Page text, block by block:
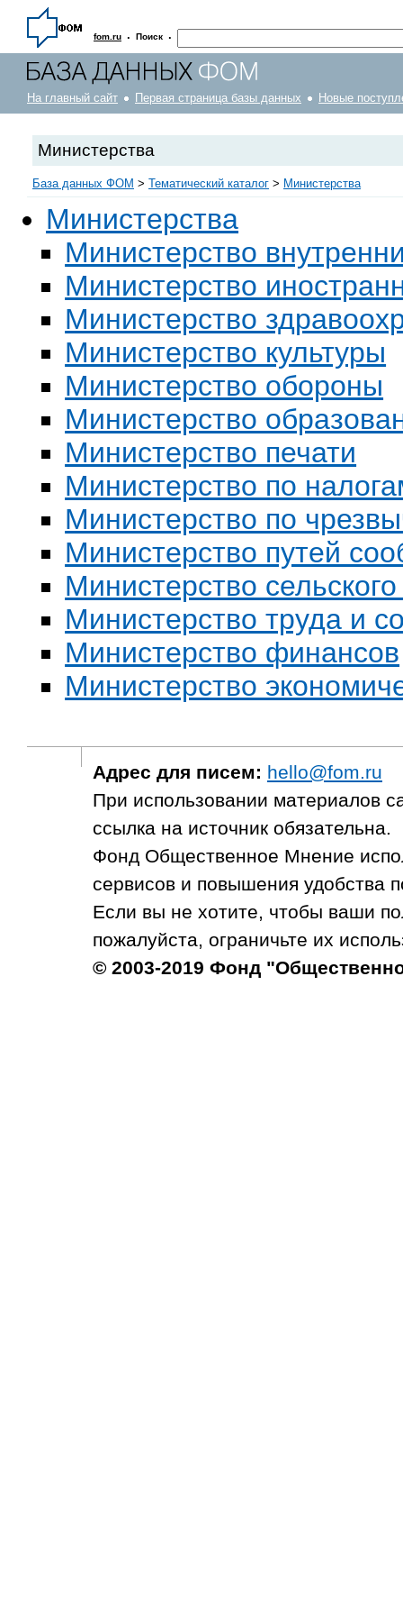
fom.ru · Поиск ·
На главный сайт Первая страница базы данных Новые
Министерства
База данных ФОМ > Тематический каталог > Министерства
Министерства
Министерство
Министерство
Министерство
Министерство культуры
Министерство обороны
Министерство
Министерство печати
Министерство по
Министерство по
Министерство путей
Министерство
Министерство труда и
Министерство финансов
Министерство
Адрес для писем: hello@fom.ru
При использовании материалов
ссылка на источник обязательна.
Фонд Общественное Мнение
сервисов и повышения удобства
Если вы не хотите, чтобы ваши
пожалуйста, ограничьте их
© 2003-2019 Фонд